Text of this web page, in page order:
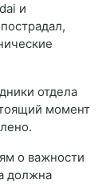
и
отдела
момент
о важности
должна